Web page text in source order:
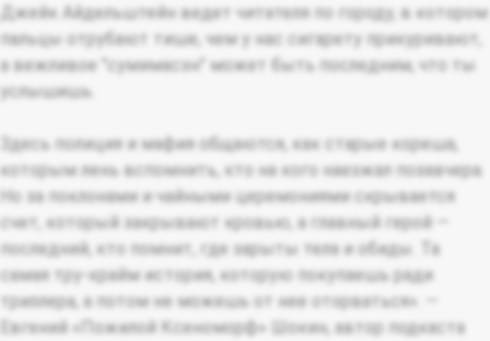
Джейк Айдельштейн ведет читателя по городу, в котором
пальцы отрубают тише, чем у нас сигарету прикуривают,
а вежливое "сумимасэн" может быть последним, что ты
услышишь.
Здесь полиция и мафия общаются, как старые кореша,
которым лень вспомнить, кто на кого наезжал позавчера.
Но за поклонами и чайными церемониями скрывается
счет, который закрывают кровью, а главный герой —
последний, кто помнит, где зарыты тела и обиды. Та
самая тру-крайм история, которую покупаешь ради
триллера, а потом не можешь от нее оторваться». —
Евгений «Пожилой Ксеноморф» Шокин, автор подкаста